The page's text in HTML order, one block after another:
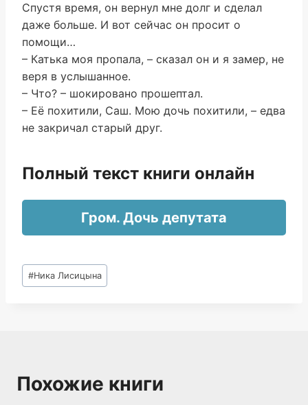
Спустя время, он вернул мне долг и сделал
даже больше. И вот сейчас он просит о
помощи…
– Катька моя пропала, – сказал он и я замер, не
веря в услышанное.
– Что? – шокировано прошептал.
– Её похитили, Саш. Мою дочь похитили, – едва
не закричал старый друг.
Полный текст книги онлайн
Гром. Дочь депутата
Метки
записи:
#Ника Лисицына
Похожие книги